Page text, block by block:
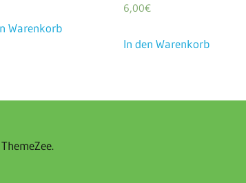
Warenkorb
6,00€
In den Warenkorb